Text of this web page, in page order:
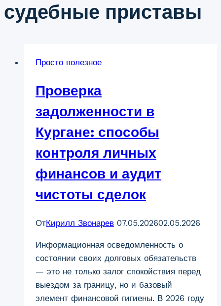
судебные приставы
Просто полезное
Проверка
задолженности в
Кургане: способы
контроля личных
финансов и аудит
чистоты сделок
ОтКирилл Звонарев 07.05.202602.05.2026
Информационная осведомленность о
состоянии своих долговых обязательств
— это не только залог спокойствия перед
выездом за границу, но и базовый
элемент финансовой гигиены. В 2026 году